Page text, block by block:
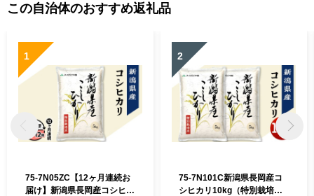
この自治体のおすすめ返礼品
1
75-7N05ZC【12ヶ月連続お
届け】新潟県長岡産コシヒカ
2
75-7N101C新潟県長岡産コ
シヒカリ10kg（特別栽培